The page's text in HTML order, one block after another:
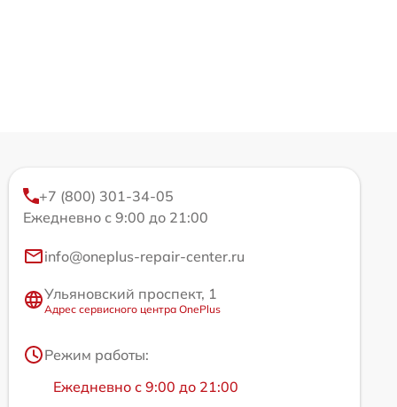
+7 (800) 301-34-05
Ежедневно с 9:00 до 21:00
info@oneplus-repair-center.ru
Ульяновский проспект, 1
Адрес сервисного центра OnePlus
Режим работы:
Ежедневно с 9:00 до 21:00